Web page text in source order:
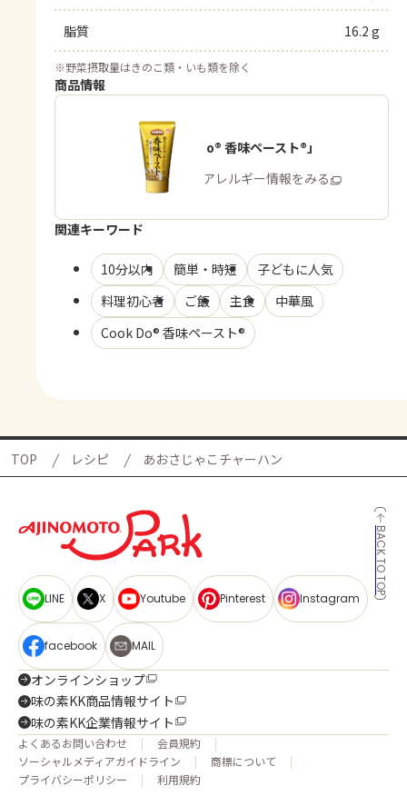
脂質 16.2 g
※野菜摂取量はきのこ類・いも類を除く
商品情報
「Cook Do® 香味ペースト®」
商品・アレルギー情報をみる
関連キーワード
10分以内 簡単・時短
子どもに人気
料理初心者
ご飯 主食
中華風
Cook Do® 香味ペースト®
TOP レシピ あおさじゃこチャーハン
BACK TO TOP
LINE X Youtube Pinterest Instagram
facebook MAIL
オンラインショップ
味の素KK商品情報サイト
味の素KK企業情報サイト
よくあるお問い合わせ
会員規約
ソーシャルメディアガイドライン
商標について
プライバシーポリシー
利用規約